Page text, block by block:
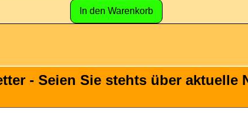
In den Warenkorb
- Seien Sie stehts über aktuelle